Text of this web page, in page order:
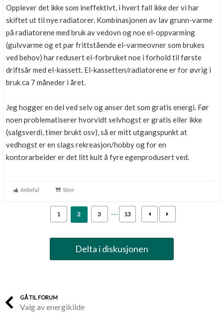
Opplever det ikke som ineffektivt, i hvert fall ikke der vi har
skiftet ut til nye radiatorer. Kombinasjonen av lav grunn-varme
på radiatorene med bruk av vedovn og noe el-oppvarming
(gulvvarme og et par frittstående el-varmeovner som brukes
ved behov) har redusert el-forbruket noe i forhold til første
driftsår med el-kassett. El-kassetten/radiatorene er for øvrig i
bruk ca 7 måneder i året.
Jeg hogger en del ved selv og anser det som gratis energi. Før
noen problematiserer hvorvidt selvhogst er gratis eller ikke
(salgsverdi, timer brukt osv), så er mitt utgangspunkt at
vedhogst er en slags rekreasjon/hobby og for en
kontorarbeider er det litt kult å fyre egenprodusert ved.
Anbefal Siter
1 2 3 13
Delta i diskusjonen
GÅ TIL FORUM
Valg av energikilde